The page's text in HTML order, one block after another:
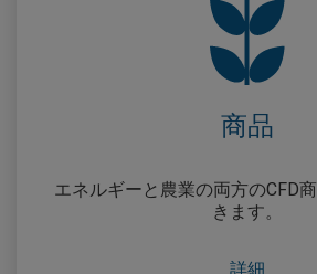
商品
エネルギーと農業の両方のCFD
きます。
詳細